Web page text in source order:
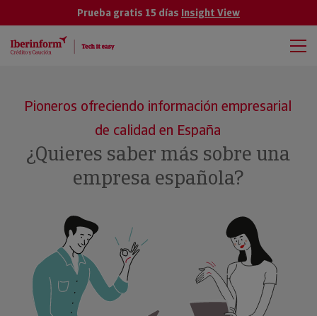
Prueba gratis 15 días Insight View
Pioneros ofreciendo información empresarial
de calidad en España
¿Quieres saber más sobre una
empresa española?